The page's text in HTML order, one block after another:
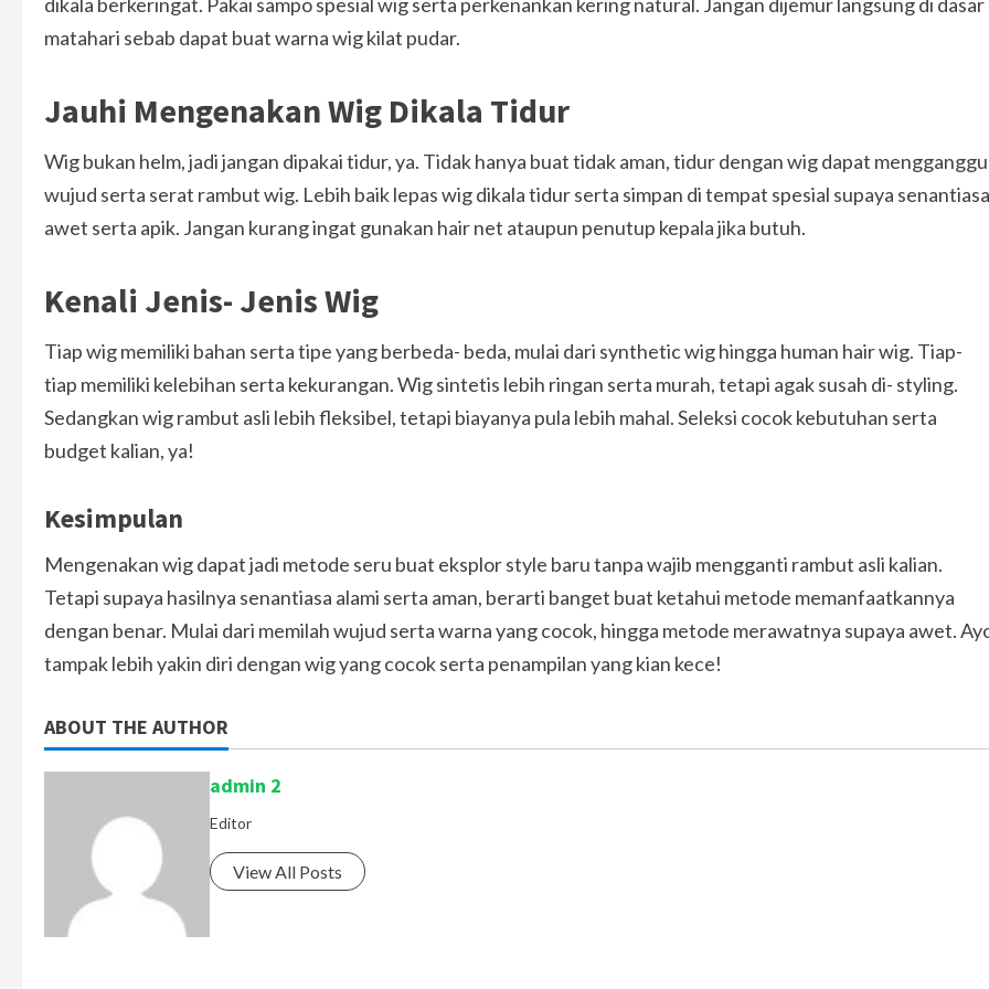
dikala berkeringat. Pakai sampo spesial wig serta perkenankan kering natural. Jangan dijemur langsung di dasar
matahari sebab dapat buat warna wig kilat pudar.
Jauhi Mengenakan Wig Dikala Tidur
Wig bukan helm, jadi jangan dipakai tidur, ya. Tidak hanya buat tidak aman, tidur dengan wig dapat mengganggu
wujud serta serat rambut wig. Lebih baik lepas wig dikala tidur serta simpan di tempat spesial supaya senantiasa
awet serta apik. Jangan kurang ingat gunakan hair net ataupun penutup kepala jika butuh.
Kenali Jenis- Jenis Wig
Tiap wig memiliki bahan serta tipe yang berbeda- beda, mulai dari synthetic wig hingga human hair wig. Tiap-
tiap memiliki kelebihan serta kekurangan. Wig sintetis lebih ringan serta murah, tetapi agak susah di- styling.
Sedangkan wig rambut asli lebih fleksibel, tetapi biayanya pula lebih mahal. Seleksi cocok kebutuhan serta
budget kalian, ya!
Kesimpulan
Mengenakan wig dapat jadi metode seru buat eksplor style baru tanpa wajib mengganti rambut asli kalian.
Tetapi supaya hasilnya senantiasa alami serta aman, berarti banget buat ketahui metode memanfaatkannya
dengan benar. Mulai dari memilah wujud serta warna yang cocok, hingga metode merawatnya supaya awet.
tampak lebih yakin diri dengan wig yang cocok serta penampilan yang kian kece!
ABOUT THE AUTHOR
admin 2
Editor
View All Posts